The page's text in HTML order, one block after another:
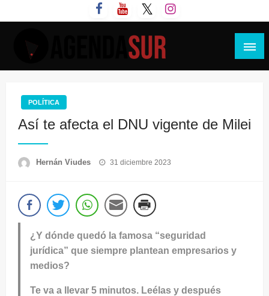
al
POLÍTICA
Así te afecta el DNU vigente de Milei
Hernán Viudes
Publicado
31 diciembre 2023
¿Y dónde quedó la famosa “seguridad
jurídica” que siempre plantean empresarios y
medios?
Te va a llevar 5 minutos. Leélas y después